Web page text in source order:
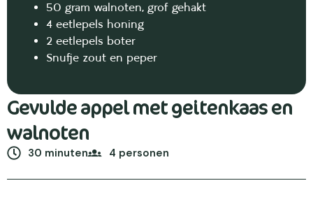
50 gram walnoten, grof gehakt
4 eetlepels honing
2 eetlepels boter
Snufje zout en peper
Gevulde appel met geitenkaas en
walnoten
30 minuten 4 personen